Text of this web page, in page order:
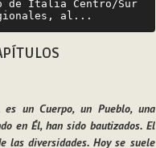
de Italia Centro/Sur
al...
un Cuerpo, un Pueblo, una
en Él, han sido bautizados. El
las diversidades. Hoy se suele